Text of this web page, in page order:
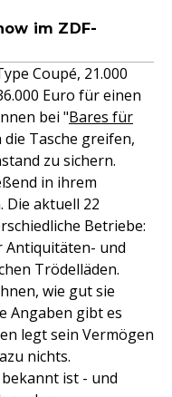
im ZDF-
Coupé, 21.000
Euro für einen
bei "Bares für
Tasche greifen,
zu sichern.
in ihrem
Die aktuell 22
Betriebe:
Antiquitäten- und
Trödelläden.
wie gut sie
Angaben gibt es
legt sein Vermögen
nichts.
ist - und